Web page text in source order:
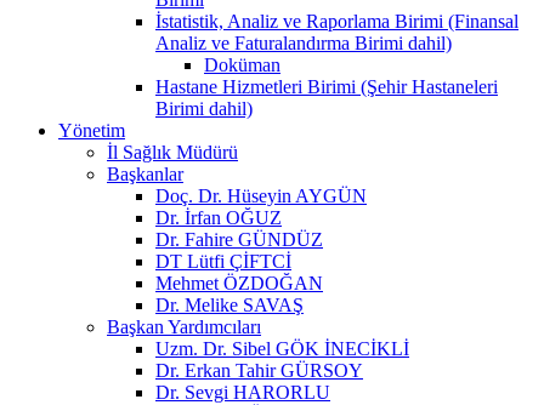
İstatistik, Analiz ve Raporlama Birimi (Finansal
Analiz ve Faturalandırma Birimi dahil)
Doküman
Hastane Hizmetleri Birimi (Şehir Hastaneleri
Birimi dahil)
Yönetim
İl Sağlık Müdürü
Başkanlar
Doç. Dr. Hüseyin AYGÜN
Dr. İrfan OĞUZ
Dr. Fahire GÜNDÜZ
DT Lütfi ÇİFTCİ
Mehmet ÖZDOĞAN
Dr. Melike SAVAŞ
Başkan Yardımcıları
Uzm. Dr. Sibel GÖK İNECİKLİ
Dr. Erkan Tahir GÜRSOY
Dr. Sevgi HARORLU